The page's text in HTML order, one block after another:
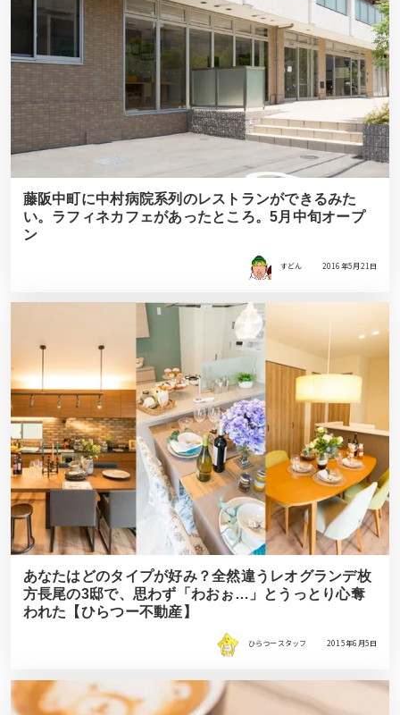
藤阪中町に中村病院系列のレストランができるみた
い。ラフィネカフェがあったところ。5月中旬オープ
ン
すどん 2016年5月21日
あなたはどのタイプが好み？全然違うレオグランデ枚
方長尾の3邸で、思わず「わおぉ…」とうっとり心奪
われた【ひらつー不動産】
ひらつースタッフ 2015年6月5日